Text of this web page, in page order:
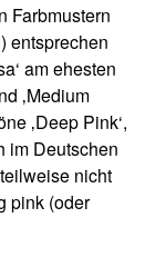
Farbmustern
entsprechen
am ehesten
‚Medium
‚Deep Pink‘,
im Deutschen
nicht
pink (oder